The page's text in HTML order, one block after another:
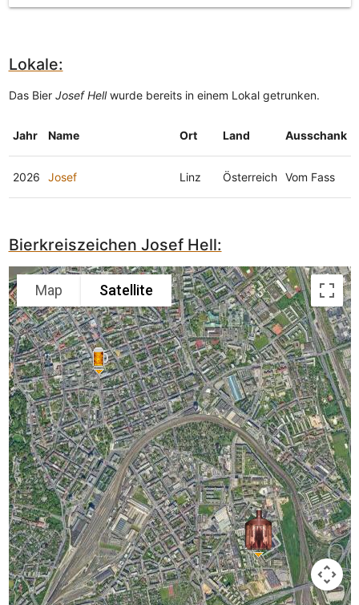
Lokale:
Das Bier Josef Hellwurde bereits in einem Lokal getrunken.
Jahr Name Ort Land Ausschank
2026 Josef Linz Österreich Vom Fass
Bierkreiszeichen Josef Hell:
Map Satellite